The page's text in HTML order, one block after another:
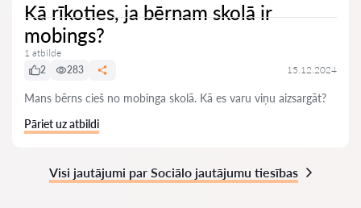
Kā rīkoties, ja bērnam skolā ir
mobings?
1 atbilde
2
283 15.12.2024
Mans bērns cieš no mobinga skolā. Kā es varu viņu aizsargāt?
Pāriet uz atbildi
Visi jautājumi par Sociālo jautājumu tiesības